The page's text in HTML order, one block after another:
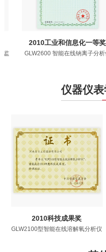
2010工业和信息化一等奖
GLW2600 智能在线钠离子分析仪
仪器仪
2010科技成果奖
GLW2100型智能在线溶解氧分析仪